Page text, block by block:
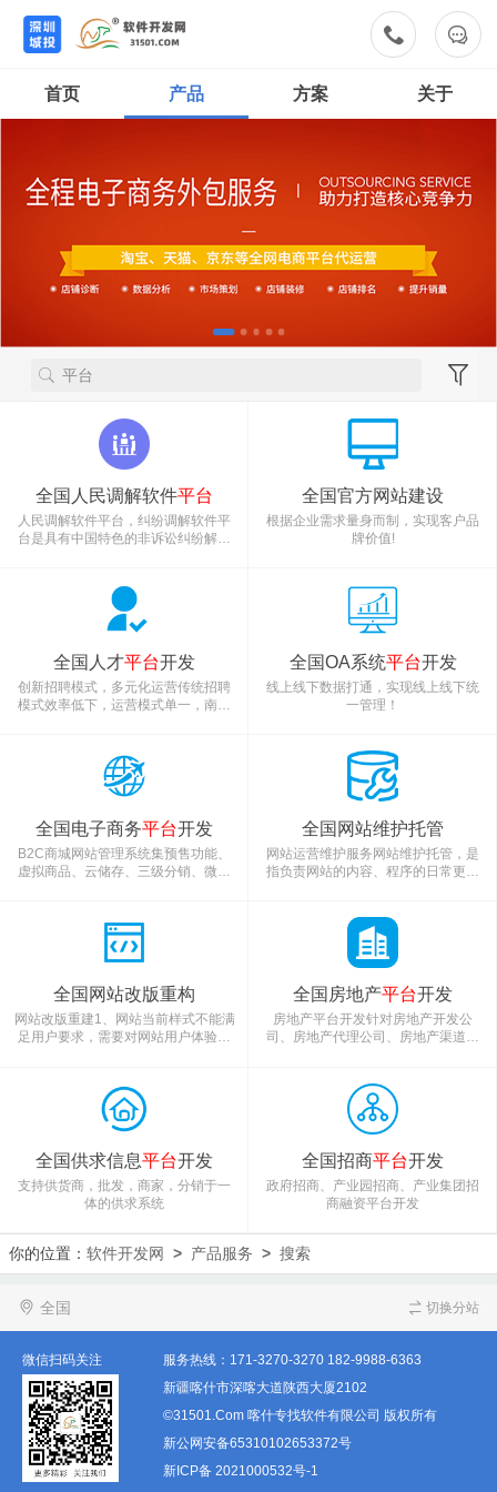
 
首页 产品 方案 关于
全国人民调解软件平台
人民调解软件平台，纠纷调解软件平
台是具有中国特色的非诉讼纠纷解决
线。人民调解，是指人民调解委员会
通过说服、疏导等方法，促使当事人
在平等协商基础上自愿达成调解协
民调解，纠纷调解的实时投诉、沟
通、跟进、反馈等对投诉人的快速响
应，内部的流程更加科学，让其数字
化、
全国官方网站建设
根据企业需求量身而制，实现客户品
牌价值!
全国人才平台开发
创新招聘模式，多元化运营传统招聘
模式效率低下，运营模式单一，南疆
壁垒，打造符合时代特征的创新性招
聘新模式，视频招聘、红包招聘、直
播带岗，为招聘业务的开展注入新的
一样的体验。智能化招聘，全面拥抱
招聘3.0时代随着企业招聘渠道、HR
工作方式的变化，南疆网人才系统
全国OA系统平台开发
线上线下数据打通，实现线上线下统
一管理！
全国电子商务平台开发
B2C商城网站管理系统集预售功能、
虚拟商品、云储存、三级分销、微信
电脑网站+手机网站+微信公众号+小程
序 四种需求一次搞定。系统底层内置
多层安全防护、有效应对安全检查。
套餐、满减等多种促销方案。最高支
持三级分销，可自主调整分销级别、
分销收入比例，支持会员分佣提
全国网站维护托管
网站运营维护服务网站维护托管，是
指负责网站的内容、程序的日常更新
中经常会碰到网站不能访问、数据库
访问出错、网站被黑客入侵、空间域
名到期等情况，如果没有专人来维
是一无所知，专门请一个人来做这些
却显得资源的浪费，所以网站维护托
管是一条便捷、省钱的方式。南疆网
全国网站改版重构
网站改版重建1、网站当前样式不能满
足用户要求，需要对网站用户体验进
3、没有在线客服系统，无法让潜在客
户及时与您联系；4、网站维护起来难
度大，后台操作维护不方便。5、访问
的全是竞争对手的信息；南疆网软件
服务提供的网站改版重建服务主要包
含以下内容1、诊断分析我们会
全国房地产平台开发
房地产平台开发针对房地产开发公
司、房地产代理公司、房地产渠道公
销模块、访客记录模块、无感登录模
块等的设计全方位为获客服务；资讯
模块、视频模块、图片模块等直接为
全国供求信息平台开发
支持供货商，批发，商家，分销于一
体的供求系统
全国招商平台开发
政府招商、产业园招商、产业集团招
商融资平台开发
你的位置：软件开发网 > 产品服务 > 搜索
切换分站
全国
微信扫码关注 服务热线： 171-3270-3270 182-9988-6363
新疆喀什市深喀大道陕西大厦2102
©31501.Com 喀什专找软件有限公司 版权所有
新公网安备65310102653372号
新ICP备 2021000532号-1